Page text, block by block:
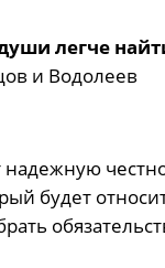
легче
и Водолеев
надежную
будет